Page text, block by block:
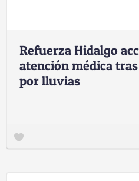
Refuerza Hidalgo
atención médica
por lluvias